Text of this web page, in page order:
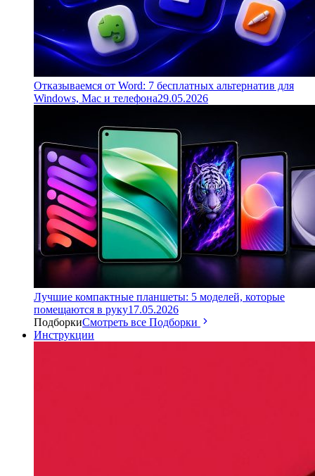
Отказываемся от Word: 7 бесплатных альтернатив для
Windows, Mac и телефона29.05.2026
Лучшие компактные планшеты: 5 моделей, которые
помещаются в руку17.05.2026
ПодборкиСмотреть все Подборки
Инструкции